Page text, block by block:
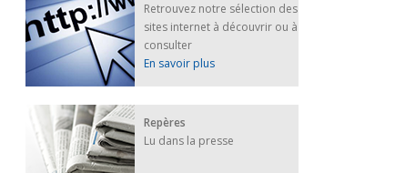
Retrouvez notre sélection des
sites internet à découvrir ou à
consulter
En savoir plus
Repères
Lu dans la presse